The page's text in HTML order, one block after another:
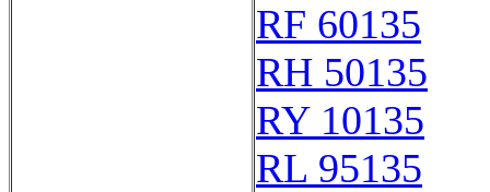
RF 60135
RH 50135
RY 10135
RL 95135